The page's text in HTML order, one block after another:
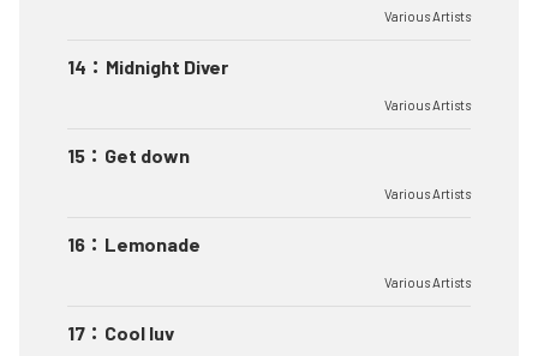
Various Artists
14 ： Midnight Diver
Various Artists
15 ： Get down
Various Artists
16 ： Lemonade
Various Artists
17 ： Cool luv